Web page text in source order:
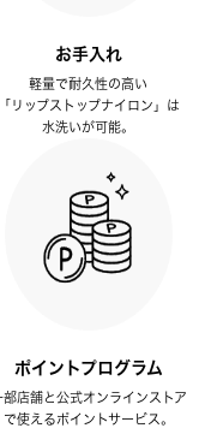
お手入れ
軽量で耐久性の高い
「リップストップナイロン」は
水洗いが可能。
ポイントプログラム
部店舗と公式オンラインストア
で使えるポイントサービス。